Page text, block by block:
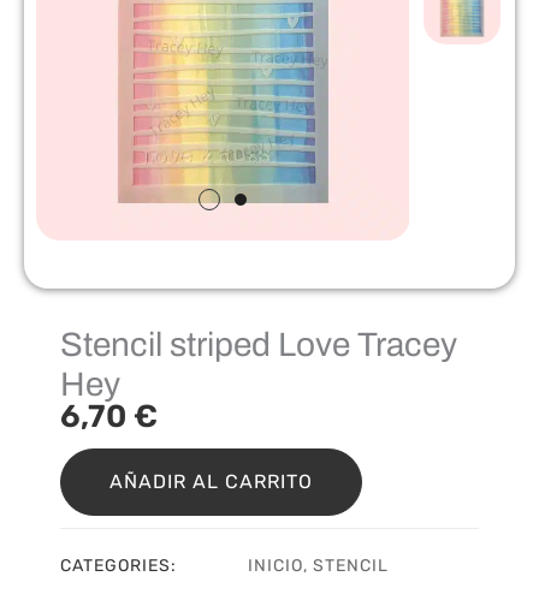
Stencil striped Love Tracey
Hey
6,70 €
striped
Love
cantidad
AÑADIR AL CARRITO
CATEGORIES: INICIO, STENCIL